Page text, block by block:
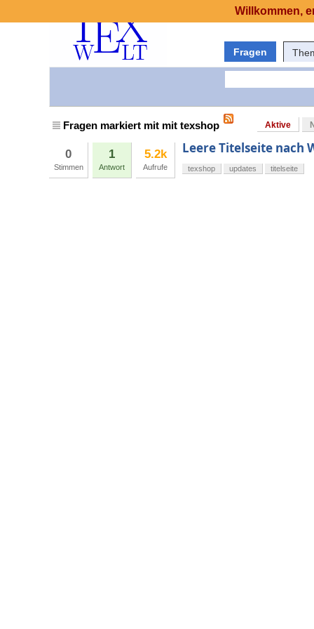
Fragen
Fragen markiert mit mit texshop Aktive
0
Stimmen
1
Antwort
5.2k
Aufrufe
Leere Titelseite nach
texshop updates titelseite
Willkommen,